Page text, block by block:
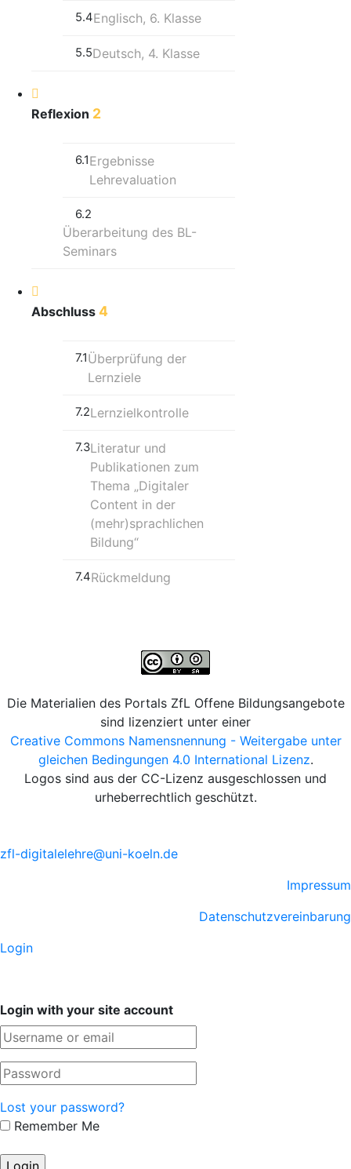
5.4Englisch, 6. Klasse
5.5Deutsch, 4. Klasse
Reflexion 2
6.1Ergebnisse
Lehrevaluation
6.2
Überarbeitung des BL-
Seminars
Abschluss 4
7.1Überprüfung der
Lernziele
7.2Lernzielkontrolle
7.3Literatur und
Publikationen zum
Thema „Digitaler
Content in der
(mehr)sprachlichen
Bildung“
7.4Rückmeldung
Die Materialien des Portals ZfL Offene Bildungsangebote
sind lizenziert unter einer
Creative Commons Namensnennung - Weitergabe unter
gleichen Bedingungen 4.0 International Lizenz.
Logos sind aus der CC-Lizenz ausgeschlossen und
urheberrechtlich geschützt.
zfl-digitalelehre@uni-koeln.de
Impressum
Datenschutzvereinbarung
Login
Login with your site account
Lost your password?
Remember Me